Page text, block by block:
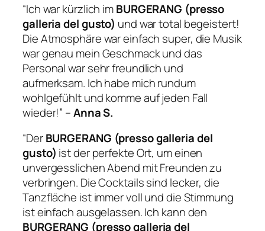
“Ich war kürzlich imBURGERANG (presso
galleria del gusto) und war total begeistert!
Die Atmosphäre war einfach super, die Musik
war genau mein Geschmack und das
Personal war sehr freundlich und
aufmerksam. Ich habe mich rundum
wohlgefühlt und komme auf jeden Fall
wieder!” –Anna S.
“DerBURGERANG (presso galleria del
gusto) ist der perfekte Ort, um einen
unvergesslichen Abend mit Freunden zu
verbringen. Die Cocktails sind lecker, die
Tanzfläche ist immer voll und die Stimmung
ist einfach ausgelassen. Ich kann den
BURGERANG (presso galleria del